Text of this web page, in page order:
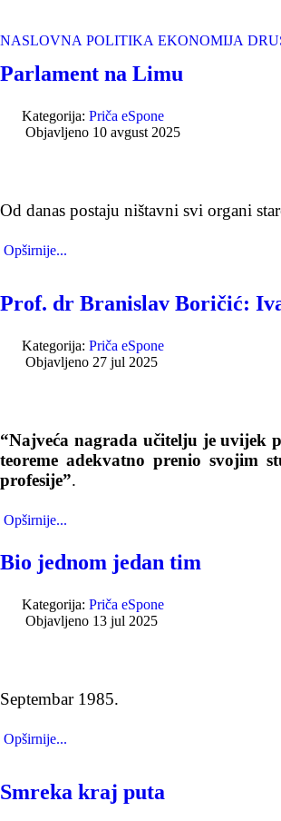
NASLOVNA POLITIKA EKONOMIJA
Parlament na Limu
Kategorija: Priča eSpone
Objavljeno 10 avgust 2025
Od danas postaju ništavni svi organi
Opširnije...
Prof. dr Branislav Boričić:
Kategorija: Priča eSpone
Objavljeno 27 jul 2025
“Najveća nagrada učitelju je uvijek
teoreme adekvatno prenio svojim
profesije”.
Opširnije...
Bio jednom jedan tim
Kategorija: Priča eSpone
Objavljeno 13 jul 2025
Septembar 1985.
Opširnije...
Smreka kraj puta